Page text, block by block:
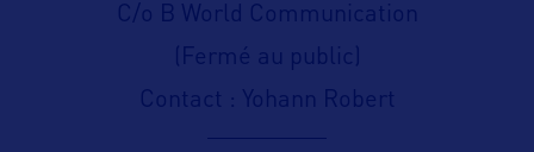
C/o B World Communication
(Fermé au public)
Contact : Yohann Robert